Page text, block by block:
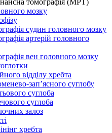
томографія (МРТ)
мозку
судин головного мозку
артерій головного
вен головного мозку
відділу хребта
зап’ясного суглобу
суглоба
суглоба
залоз
хребта